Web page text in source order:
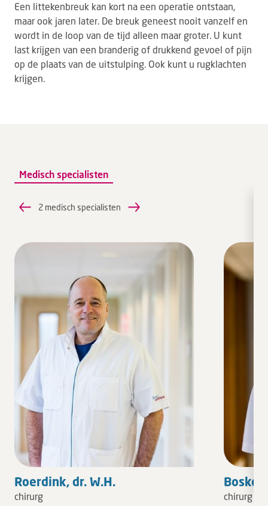
Een littekenbreuk kan kort na een operatie ontstaan,
maar ook jaren later. De breuk geneest nooit vanzelf en
wordt in de loop van de tijd alleen maar groter. U kunt
last krijgen van een branderig of drukkend gevoel of pijn
op de plaats van de uitstulping. Ook kunt u rugklachten
krijgen.
Medisch specialisten
2 medisch specialisten
Roerdink, dr. W.H.
chirurg
Bosker,
chirurg